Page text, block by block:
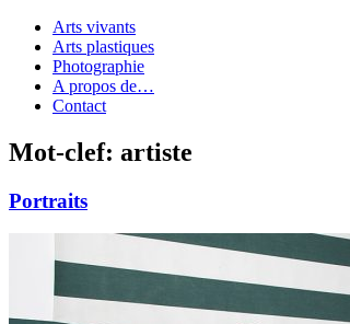
Arts vivants
Arts plastiques
Photographie
A propos de…
Contact
Mot-clef: artiste
Portraits